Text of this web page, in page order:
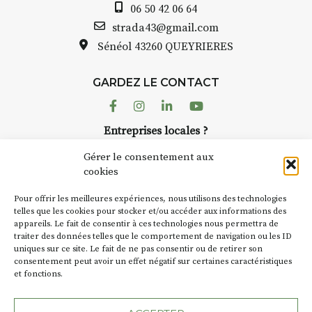
Gérer le consentement aux
cookies
Pour offrir les meilleures expériences, nous utilisons des technologies
telles que les cookies pour stocker et/ou accéder aux informations des
appareils. Le fait de consentir à ces technologies nous permettra de
traiter des données telles que le comportement de navigation ou les ID
uniques sur ce site. Le fait de ne pas consentir ou de retirer son
consentement peut avoir un effet négatif sur certaines caractéristiques
et fonctions.
Bernard TURLE Le Fumoir n’est
pas une galerie permanente.
AuzonToujours organise
dans le village. Des artistes et
caves, les granges d’Auzon. Le
Fumoir est l’un de ces espaces
d’autres activités culturelles de
la Petite Cité de Caractère. Par
exemple, l’installationCochon
Charbons’inscrit comme en
« off » du festival d’Auzon 2026
SA D’où vient le nom :Fumoir?
06 50 42 06 64
strada43@gmail.com
Sénéol 43260 QUEYRIERES
GARDEZ LE CONTACT
FacebookInstagram
LinkedinYoutube
Entreprises locales ?
Suivez toute l'actu de Strada